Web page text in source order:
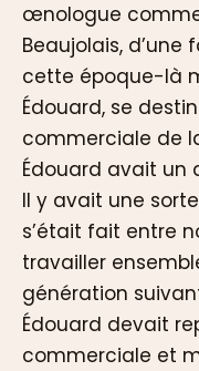
œnologue
Beaujolais, d’une
cette époque-là
Édouard, se
commerciale de
Édouard avait un
Il y avait une
s’était fait entre
travailler
génération
Édouard devait
commerciale et